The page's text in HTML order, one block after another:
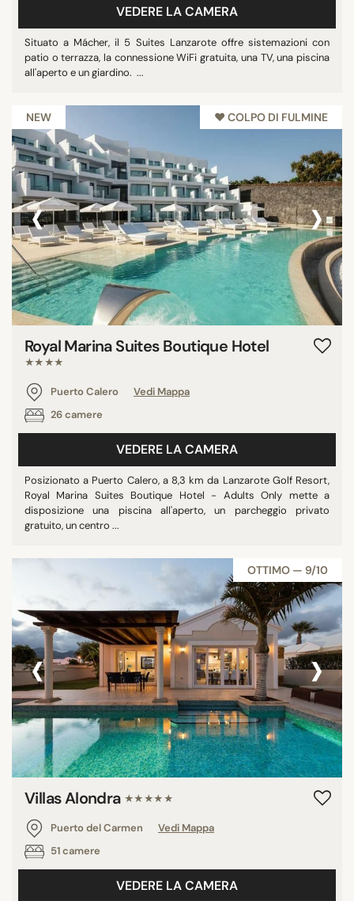
VEDERE LA CAMERA
Situato a Mácher, il 5 Suites Lanzarote offre sistemazioni con
patio o terrazza, la connessione WiFi gratuita, una TV, una piscina
all'aperto e un giardino. ...
NEW ♥︎ COLPO DI FULMINE
‹ ›
Royal Marina Suites Boutique Hotel
★★★★
Puerto Calero
Vedi Mappa
26 camere
VEDERE LA CAMERA
Posizionato a Puerto Calero, a 8,3 km da Lanzarote Golf Resort,
Royal Marina Suites Boutique Hotel - Adults Only mette a
disposizione una piscina all'aperto, un parcheggio privato
gratuito, un centro ...
OTTIMO — 9/10
‹ ›
Villas Alondra ★★★★★
Puerto del Carmen
Vedi Mappa
51 camere
VEDERE LA CAMERA